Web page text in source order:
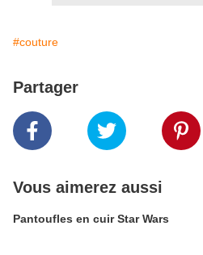
#couture
Partager
Vous aimerez aussi
Pantoufles en cuir Star Wars